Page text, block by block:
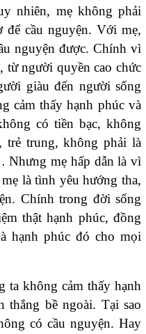
nhiên, mẹ không phải
để cầu nguyện. Với mẹ,
nguyện được. Chính vì
từ người quyền cao chức
giàu đến người sống
cảm thấy hạnh phúc và
có tiền bạc, không
trẻ trung, không phải là
mẹ hấp dẫn là vì
là tình yêu hướng tha,
Chính trong đời sống
thật hạnh phúc, đồng
hạnh phúc đó cho mọi
ta không cảm thấy hạnh
thắng bề ngoài. Tại sao
có cầu nguyện. Hay